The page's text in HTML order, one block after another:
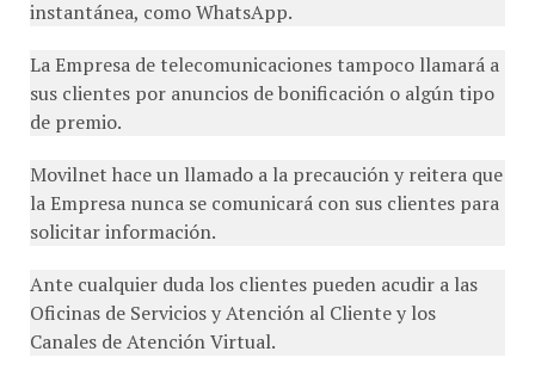
sus clientes por anuncios de bonificación o algún tipo
de premio.
la Empresa nunca se comunicará con sus clientes para
solicitar información.
Oficinas de Servicios y Atención al Cliente y los
Canales de Atención Virtual.